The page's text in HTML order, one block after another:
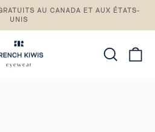
du
diaporama
AU CANADA ET AUX ÉTATS-
UNIS